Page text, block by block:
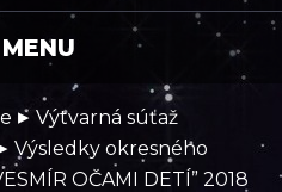
MENU
▸ Výtvarná súťaž
Výsledky okresného
OČAMI DETÍ” 2018